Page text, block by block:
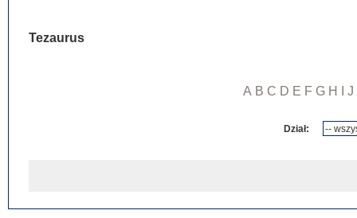
Tezaurus
A B C D E F G H J
Dział: